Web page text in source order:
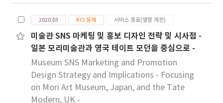
images of past historical styles. It all
becomes personal styles and yet it still
represents in our “spectacle” society. At
the Signature exhibition of the Arts
Association and Lidija Fistrek as a author, held
at the Technical Museum in Zagreb in 2013
and 2016 at the Design Week in Zagreb, four
2020.03 KCI 등재 서비스 종료(열람 제한)
미술관 SNS 마케팅 및 홍보 디자인 전략 및 시사점 -
일본 모리미술관과 영국 테이트 모던을 중심으로 -
Museum SNS Marketing and Promotion
Design Strategy and Implications - Focusing
on Mori Art Museum, Japan, and the Tate
Modern, UK -